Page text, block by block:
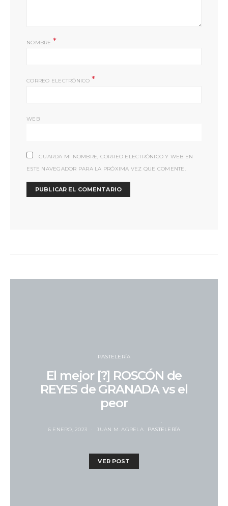
NOMBRE *
CORREO ELECTRÓNICO *
WEB
GUARDA MI NOMBRE, CORREO ELECTRÓNICO Y WEB EN
ESTE NAVEGADOR PARA LA PRÓXIMA VEZ QUE COMENTE.
PASTELERÍA
El mejor [?] ROSCÓN de
REYES de GRANADA vs el
peor
6 ENERO, 2023 JUAN M. AGRELA PASTELERÍA
VER POST